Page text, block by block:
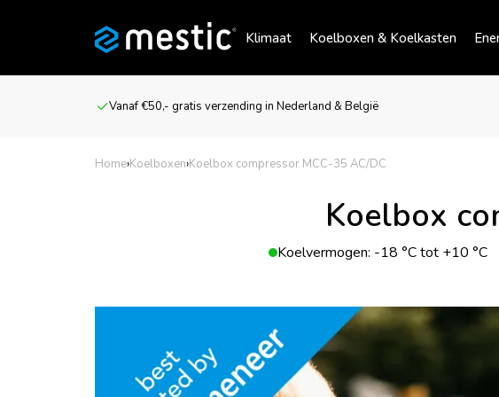
Klimaat Koelboxen & Koelkasten
Vanaf €50,- gratis verzending in Nederland & België
Home›Koelboxen›Koelbox compressor MCC-35 AC/DC
Koelbox
Koelvermogen: -18 °C tot +10 °C